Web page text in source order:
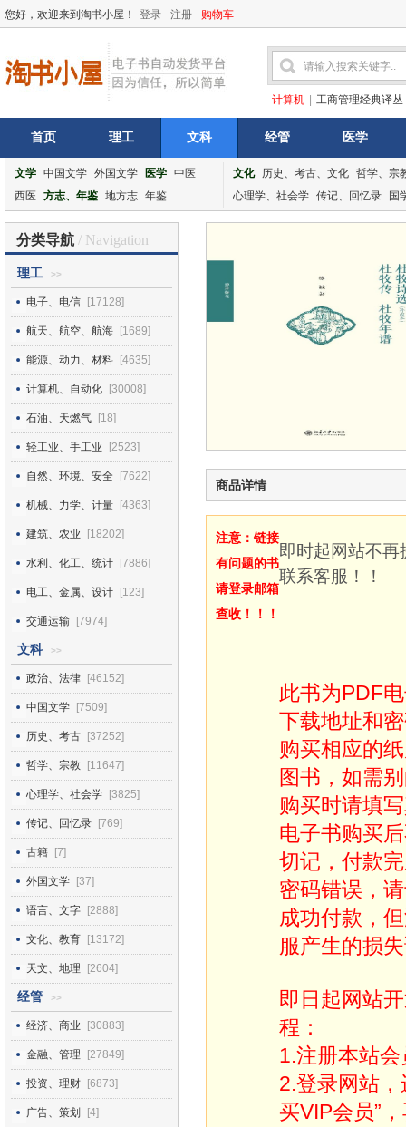
您好，欢迎来到淘书小屋！ 登录 注册 购物车
计算机 工商管理经典译丛
首页 理工 文科 经管 医学
文学 中国文学 外国文学 医学 中医
西医
方志、年鉴 地方志 年鉴
文化 历史、考古、文化 哲学、宗
心理学、社会学 传记、回忆录 国
分类导航 / Navigation
理工 >>
电子、电信 [17128]
航天、航空、航海 [1689]
能源、动力、材料 [4635]
计算机、自动化 [30008]
石油、天燃气 [18]
轻工业、手工业 [2523]
自然、环境、安全 [7622]
机械、力学、计量 [4363]
建筑、农业 [18202]
水利、化工、统计 [7886]
电工、金属、设计 [123]
交通运输 [7974]
文科 >>
政治、法律 [46152]
中国文学 [7509]
历史、考古 [37252]
哲学、宗教 [11647]
心理学、社会学 [3825]
传记、回忆录 [769]
古籍 [7]
外国文学 [37]
语言、文字 [2888]
文化、教育 [13172]
天文、地理 [2604]
经管 >>
经济、商业 [30883]
金融、管理 [27849]
投资、理财 [6873]
广告、策划 [4]
商品详情
注意：链接
有问题的书
请登录邮箱
查收！！！
即时起网站不
联系客服！！
此书为PDF
下载地址和
购买相应的
图书，如需
购买时请填
电子书购买
切记，付款
密码错误，
成功付款，
服产生的损
即日起网站
程：
1.注册本站会
2.登录网站，
买VIP会员”